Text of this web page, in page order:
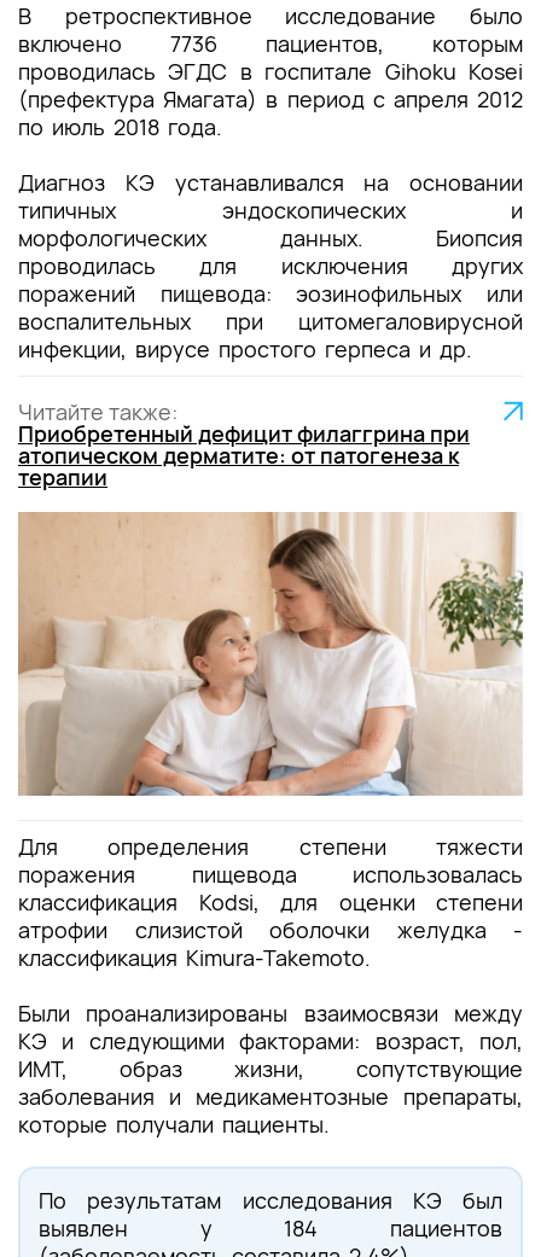
В ретроспективное исследование было
включено 7736 пациентов, которым
проводилась ЭГДС в госпитале Gihoku Kosei
(префектура Ямагата) в период с апреля 2012
по июль 2018 года.
Диагноз КЭ устанавливался на основании
типичных эндоскопических и
морфологических данных. Биопсия
проводилась для исключения других
поражений пищевода: эозинофильных или
воспалительных при цитомегаловирусной
инфекции, вирусе простого герпеса и др.
Читайте также:
Приобретенный дефицит филаггрина при
атопическом дерматите: от патогенеза к
терапии
Для определения степени тяжести
поражения пищевода использовалась
классификация Kodsi, для оценки степени
атрофии слизистой оболочки желудка -
классификация Kimura-Takemoto.
Были проанализированы взаимосвязи между
КЭ и следующими факторами: возраст, пол,
ИМТ, образ жизни, сопутствующие
заболевания и медикаментозные препараты,
которые получали пациенты.
По результатам исследования КЭ был
выявлен у 184 пациентов